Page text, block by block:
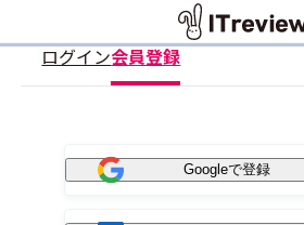
ログイン会員登録
Googleで登録